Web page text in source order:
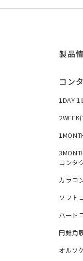
製品
コン
1DAY 1
コンタ
カラコ
ソフト
ハード
円錐角
オルソ